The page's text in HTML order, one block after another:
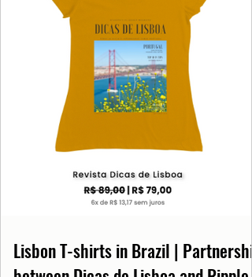
Lisbon T-shirts in Brazil | Partnership